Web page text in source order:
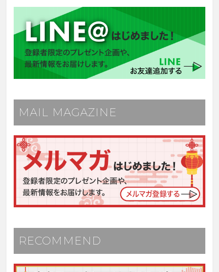
MAIL MAGAZINE
RECOMMEND